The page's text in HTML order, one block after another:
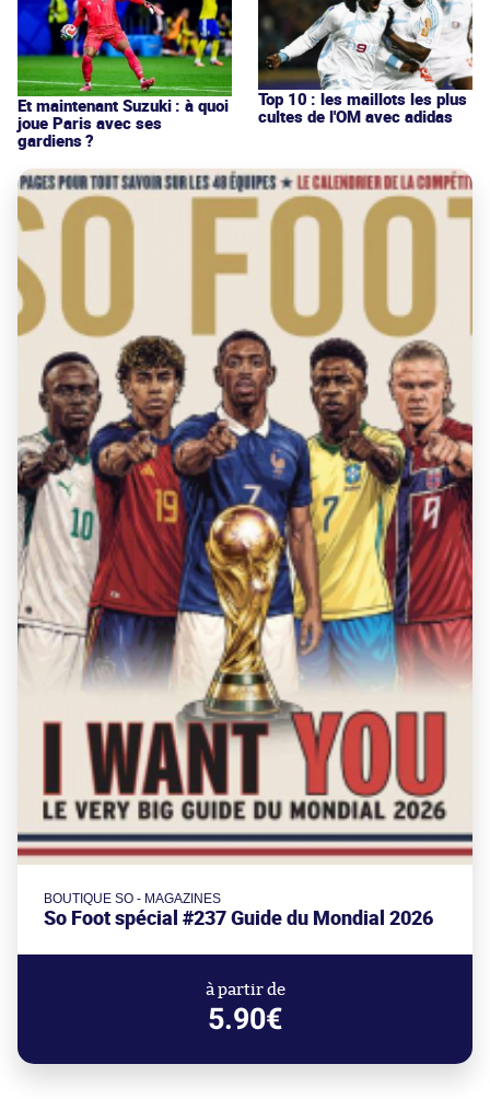
Et maintenant Suzuki : à quoi
joue Paris avec ses
gardiens ?
Top 10 : les maillots les plus
cultes de l'OM avec adidas
BOUTIQUE SO - MAGAZINES
So Foot spécial #237 Guide du Mondial 2026
à partir de
5.90€